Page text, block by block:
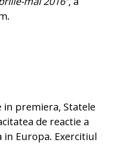
premiera, Statele
de reactie a
Europa. Exercitiul